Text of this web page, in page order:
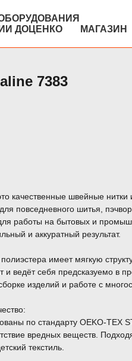
ДОЦЕНКО МАГАЗИН
7383
качественные швейные нитки
повседневного шитья,
работы на бытовых и
и аккуратный результат.
имеет мягкую
и ведёт себя предсказуемо в
изделий и работе с
по стандарту OEKO-TEX
вредных веществ.
текстиль.